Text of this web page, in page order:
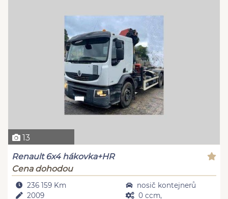
13
Renault 6x4 hákovka+HR
Cena dohodou
236 159 Km
2009
nosič kontejnerů
0 ccm,